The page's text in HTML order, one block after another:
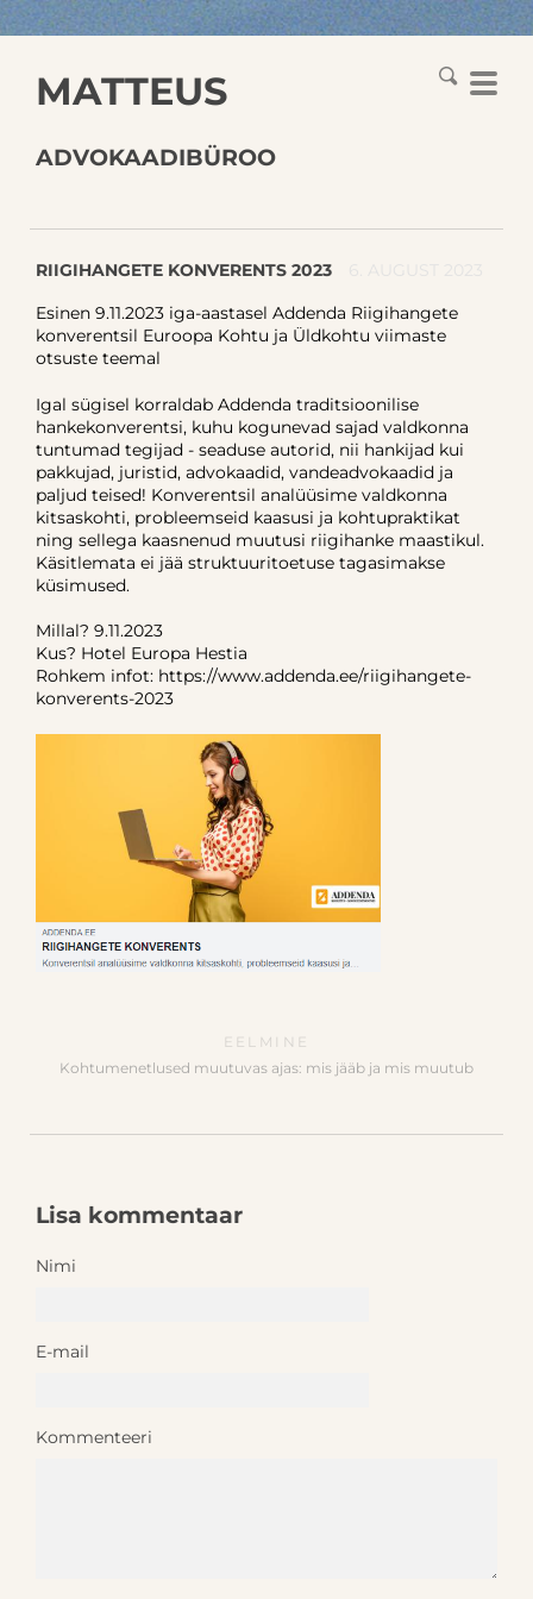
MATTEUS
ADVOKAADIBÜROO
RIIGIHANGETE KONVERENTS 2023
Esinen 9.11.2023 iga-aastasel Addenda Riigihangete
konverentsil Euroopa Kohtu ja Üldkohtu viimaste
otsuste teemal
Igal sügisel korraldab Addenda traditsioonilise
hankekonverentsi, kuhu kogunevad sajad valdkonna
tuntumad tegijad - seaduse autorid, nii hankijad kui
pakkujad, juristid, advokaadid, vandeadvokaadid ja
paljud teised! Konverentsil analüüsime valdkonna
kitsaskohti, probleemseid kaasusi ja kohtupraktikat
ning sellega kaasnenud muutusi riigihanke maastikul.
Käsitlemata ei jää struktuuritoetuse tagasimakse
küsimused.
Millal? 9.11.2023
Kus? Hotel Europa Hestia
Rohkem infot: https://www.addenda.ee/riigihangete-
konverents-2023
EELMINE
Kohtumenetlused muutuvas ajas: mis jääb ja mis muutub
Lisa kommentaar
Nimi
E-mail
Kommenteeri